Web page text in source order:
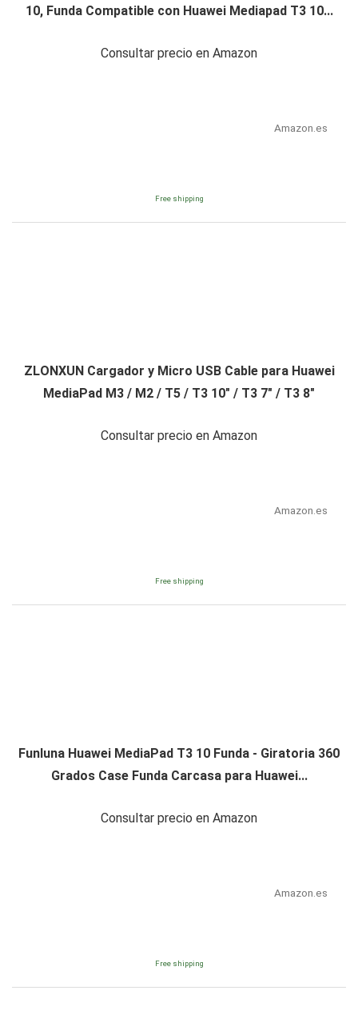
10, Funda Compatible con Huawei Mediapad T3 10...
Consultar precio en Amazon
Amazon.es
Free shipping
ZLONXUN Cargador y Micro USB Cable para Huawei
MediaPad M3 / M2 / T5 / T3 10" / T3 7" / T3 8"
Consultar precio en Amazon
Amazon.es
Free shipping
Funluna Huawei MediaPad T3 10 Funda - Giratoria 360
Grados Case Funda Carcasa para Huawei...
Consultar precio en Amazon
Amazon.es
Free shipping